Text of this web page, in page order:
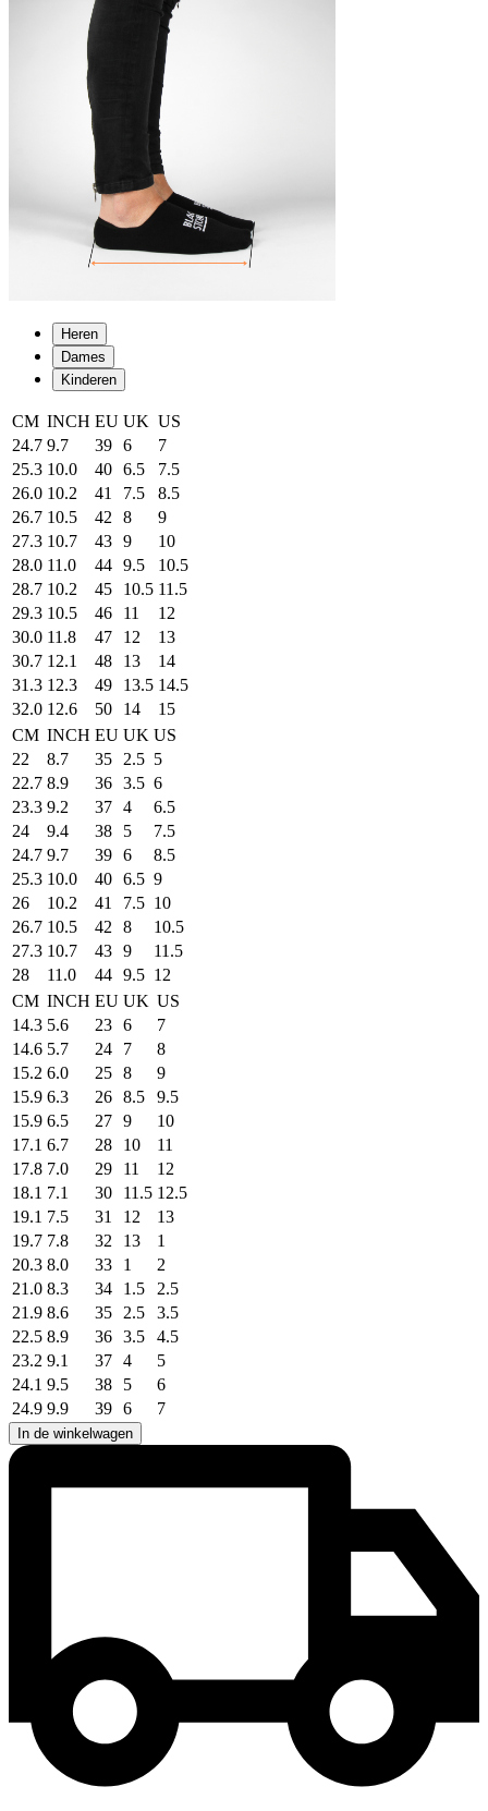
Heren
Dames
Kinderen
CM INCH EU UK US
24.7 9.7 39 6
7
25.3 10.0 40 6.5
7.5
26.0 10.2 41 7.5
8.5
26.7 10.5 42 8
9
27.3 10.7 43 9
10
28.0 11.0 44 9.5
10.5
28.7 10.2 45 10.5 11.5
29.3 10.5 46 11
12
30.0 11.8 47 12
13
30.7 12.1 48 13
14
31.3 12.3 49 13.5 14.5
32.0 12.6 50 14
15
CM INCH EU UK US
22
8.7 35 2.5 5
22.7 8.9 36 3.5 6
23.3 9.2 37 4
6.5
24
9.4 38 5
7.5
24.7 9.7 39 6
8.5
25.3 10.0 40 6.5 9
26
10.2 41 7.5 10
26.7 10.5 42 8
10.5
27.3 10.7 43 9
11.5
28
11.0 44 9.5 12
CM INCH EU UK US
14.3 5.6 23 6
7
14.6 5.7 24 7
8
15.2 6.0 25 8
9
15.9 6.3 26 8.5
9.5
15.9 6.5 27 9
10
17.1 6.7 28 10
11
17.8 7.0 29 11
12
18.1 7.1 30 11.5 12.5
19.1 7.5 31 12
13
19.7 7.8 32 13
1
20.3 8.0 33 1
2
21.0 8.3 34 1.5
2.5
21.9 8.6 35 2.5
3.5
22.5 8.9 36 3.5
4.5
23.2 9.1 37 4
5
24.1 9.5 38 5
6
24.9 9.9 39 6 7
In de winkelwagen